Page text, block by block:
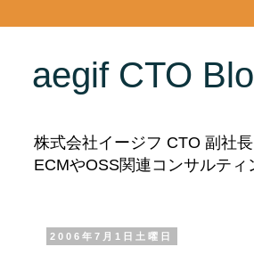
aegif CTO
株式会社イージフ CTO 副社
ECMやOSS関連コンサルティ
2006年7月1日土曜日